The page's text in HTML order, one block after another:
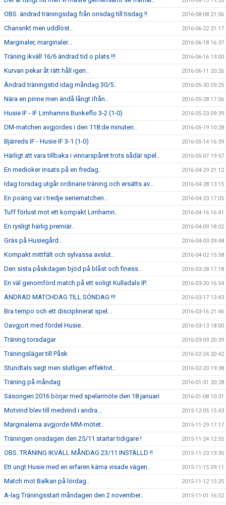
OBS. ändrad träningsdag från onsdag till tisdag !! 2016-08-08 21:06
Chansrikt men uddlöst.. 2016-06-22 21:17
Marginaler, marginaler... 2016-06-18 16:37
Träning ikväll 16/6 ändrad tid o plats !!! 2016-06-16 13:00
Kurvan pekar åt rätt håll igen.. 2016-06-11 20:26
Ändrad träningstid idag måndag 30/5.. 2016-05-30 09:25
Nära en pinne men ändå långt ifrån.. 2016-05-28 17:06
Husie IF - IF Limhamns Bunkeflo 3-2 (1-0) 2016-05-23 09:39
DM-matchen avgjordes i den 118:de minuten.. 2016-05-19 10:28
Bjärreds IF - Husie IF 3-1 (1-0) 2016-05-14 16:39
Härligt att vara tillbaka i vinnarspåret trots sådär spel.. 2016-05-07 19:57
En medioker insats på en fredag.. 2016-04-29 21:12
Idag torsdag utgår ordinarie träning och ersätts av... 2016-04-28 13:15
En poäng var i tredje seriematchen.. 2016-04-23 17:05
Tuff förlust mot ett kompakt Limhamn.. 2016-04-16 16:41
En rysligt härlig premiär.. 2016-04-09 18:02
Gräs på Husiegård.. 2016-04-03 09:48
Kompakt mittfält och sylvassa avslut.. 2016-04-02 15:58
Den sista påskdagen bjöd på blåst och finess.. 2016-03-28 17:18
En väl genomförd match på ett soligt Kulladals IP.. 2016-03-20 16:54
ÄNDRAD MATCHDAG TILL SÖNDAG !!! 2016-03-17 13:43
Bra tempo och ett disciplinerat spel... 2016-03-16 21:46
Oavgjort med fördel Husie.. 2016-03-13 18:00
Träning torsdagar 2016-03-09 20:39
Träningsläger till Påsk 2016-02-24 20:42
Stundtals segt men slutligen effektivt.. 2016-02-20 19:38
Träning på måndag 2016-01-31 20:28
Säsongen 2016 börjar med spelarmöte den 18 januari 2016-01-08 10:31
Motvind blev till medvind i andra... 2015-12-05 15:43
Marginalerna avgjorde MM-mötet.. 2015-11-29 17:17
Träningen onsdagen den 25/11 startar tidigare ! 2015-11-24 12:55
OBS. TRÄNING IKVÄLL MÅNDAG 23/11 INSTÄLLD !! 2015-11-23 13:30
Ett ungt Husie med en erfaren kärna visade vägen.. 2015-11-15 09:11
Match mot Balkan på lördag.. 2015-11-12 15:25
A-lag Träningsstart måndagen den 2 november.. 2015-11-01 16:52